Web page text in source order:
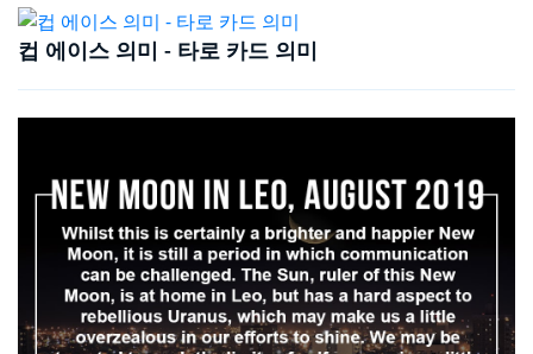
컵 에이스 의미 - 타로 카드 의미